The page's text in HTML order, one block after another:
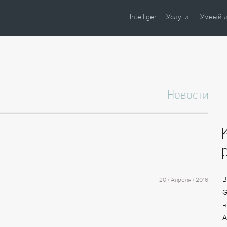
Intelliger Услуги
Настройка
Умный
Климат
Аудио /
Новости
20 / Апреля / 2016